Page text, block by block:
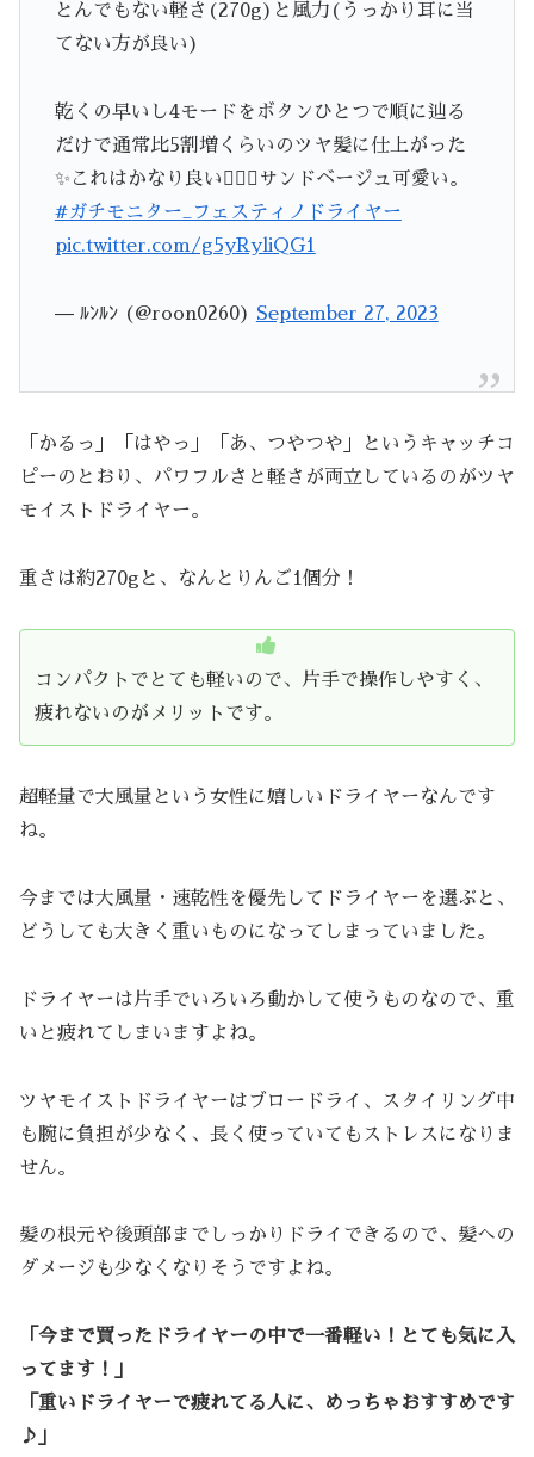
とんでもない軽さ(270g)と風力(うっかり耳に当
てない方が良い)
乾くの早いし4モードをボタンひとつで順に辿る
だけで通常比5割増くらいのツヤ髪に仕上がった
✨これはかなり良い🙆🏻‍♀️サンドベージュ可愛い。
#ガチモニター_フェスティノドライヤー
pic.twitter.com/g5yRyliQG1
— ﾙﾝﾙﾝ (@roon0260) September 27, 2023
「かるっ」「はやっ」「あ、つやつや」というキャッチコ
ピーのとおり、パワフルさと軽さが両立しているのがツヤ
モイストドライヤー。
重さは約270gと、なんとりんご1個分！
コンパクトでとても軽いので、片手で操作しやすく、
疲れないのがメリットです。
超軽量で大風量という女性に嬉しいドライヤーなんです
ね。
今までは大風量・速乾性を優先してドライヤーを選ぶと、
どうしても大きく重いものになってしまっていました。
ドライヤーは片手でいろいろ動かして使うものなので、重
いと疲れてしまいますよね。
ツヤモイストドライヤーはブロードライ、スタイリング中
も腕に負担が少なく、長く使っていてもストレスになりま
せん。
髪の根元や後頭部までしっかりドライできるので、髪への
ダメージも少なくなりそうですよね。
「今まで買ったドライヤーの中で一番軽い！とても気に入
ってます！」
「重いドライヤーで疲れてる人に、めっちゃおすすめです
♪」